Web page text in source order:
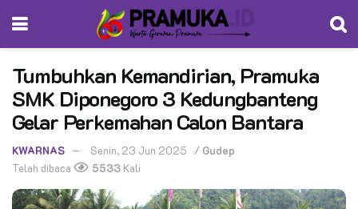
Tumbuhkan Kemandirian, Pramuka
SMK Diponegoro 3 Kedungbanteng
Gelar Perkemahan Calon Bantara
KWARNAS Senin, 23 Jun 2025 / Gudep
Telah dibaca
5533 Kali